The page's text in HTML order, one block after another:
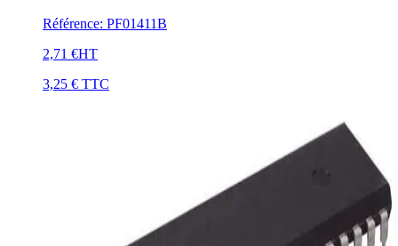
Référence: PF01411B
2,71 €HT
3,25 € TTC